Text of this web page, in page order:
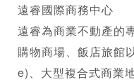
遠睿國際商務中心
遠睿為商業不動產的
購物商場、飯店旅館
e)、大型複合式商業